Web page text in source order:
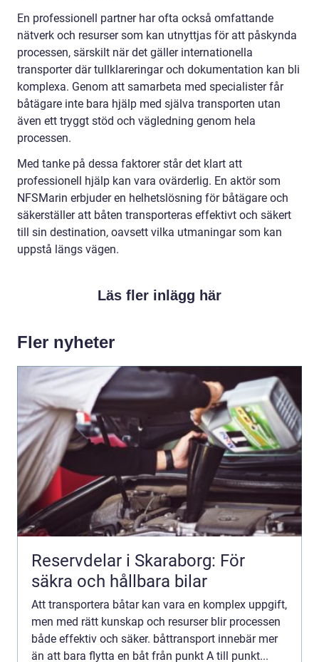
En professionell partner har ofta också omfattande
nätverk och resurser som kan utnyttjas för att påskynda
processen, särskilt när det gäller internationella
transporter där tullklareringar och dokumentation kan bli
komplexa. Genom att samarbeta med specialister får
båtägare inte bara hjälp med själva transporten utan
även ett tryggt stöd och vägledning genom hela
processen.
Med tanke på dessa faktorer står det klart att
professionell hjälp kan vara ovärderlig. En aktör som
NFSMarin erbjuder en helhetslösning för båtägare och
säkerställer att båten transporteras effektivt och säkert
till sin destination, oavsett vilka utmaningar som kan
uppstå längs vägen.
Läs fler inlägg här
Fler nyheter
Reservdelar i Skaraborg: För
säkra och hållbara bilar
Att transportera båtar kan vara en komplex uppgift,
men med rätt kunskap och resurser blir processen
både effektiv och säker. båttransport innebär mer
än att bara flytta en båt från punkt A till punkt...